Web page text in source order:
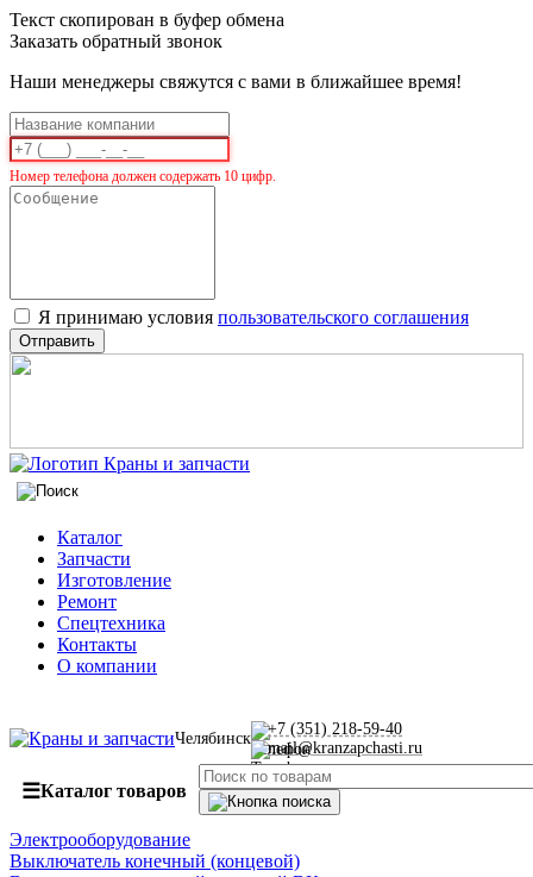
Текст скопирован в буфер обмена
Заказать обратный звонок
Наши менеджеры свяжутся с вами в ближайшее время!
Номер телефона должен содержать 10 цифр.
Я принимаю условия пользовательского соглашения
Отправить
Каталог
Запчасти
Изготовление
Ремонт
Спецтехника
Контакты
О компании
Челябинск
+7 (351) 218-59-40
mail@kranzapchasti.ru
☰Каталог товаров
Электрооборудование
Выключатель конечный (концевой)